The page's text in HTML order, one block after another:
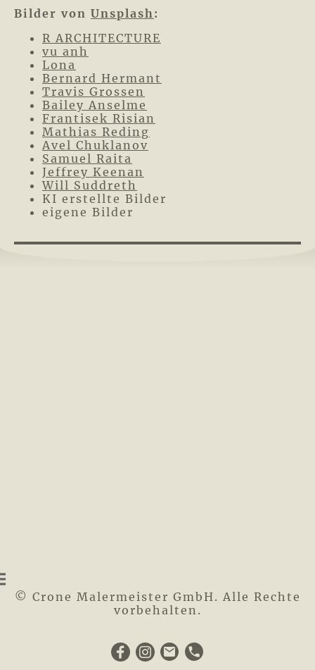
Bilder von Unsplash:
R ARCHITECTURE
vu anh
Lona
Bernard Hermant
Travis Grossen
Bailey Anselme
Frantisek Risian
Mathias Reding
Avel Chuklanov
Samuel Raita
Jeffrey Keenan
Will Suddreth
KI erstellte Bilder
eigene Bilder
© Crone Malermeister GmbH. Alle Rechte
vorbehalten.